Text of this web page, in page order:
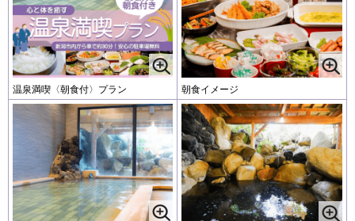
温泉満喫〈朝食付〉プラン 朝食イメージ